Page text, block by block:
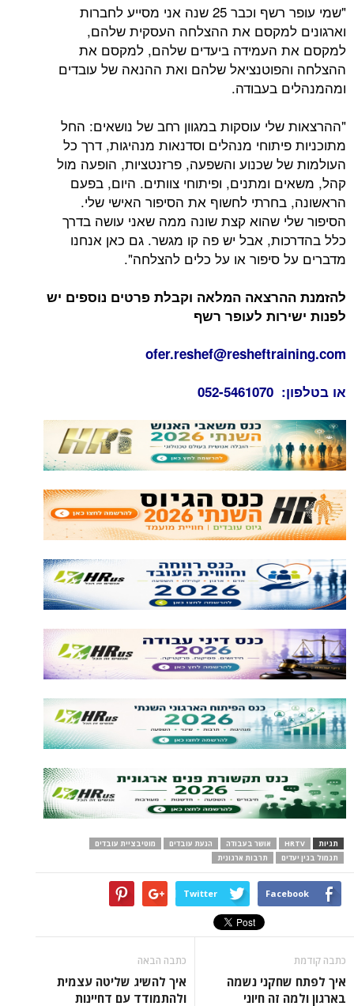
"שמי עופר רשף וכבר 25 שנה אני מסייע לחברות
וארגונים למקסם את ההצלחה העסקית שלהם,
למקסם את העמידה ביעדים שלהם, למקסם את
ההצלחה והפוטנציאל שלהם ואת ההנאה של עובדים
ומהמנהלים בעבודה.
"ההרצאות שלי עוסקות במגוון רחב של נושאים: החל
מתוכניות פיתוחי מנהלים וסדנאות מנהיגות, דרך כל
העולמות של שכנוע והשפעה, פרזנטציות, הופעה מול
קהל, משאים ומתנים, ופיתוחי צוותים. היום, בפעם
הראשונה, בחרתי לחשוף את הסיפור האישי שלי.
הסיפור שלי שהוא קצת שונה ממה שאני עושה בדרך
כלל בהדרכות, אבל יש פה קו מגשר. גם כאן אנחנו
מדברים על סיפור או על כלים להצלחה".
להזמנת ההרצאה המלאה וקבלת פרטים נוספים יש
לפנות ישירות לעופר רשף
ofer.reshef@resheftraining.com
או בטלפון: 052-5461070
תגיות HRTV אושר בעבודה הנעת עובדים
מוטיבציית עובדים
תגמול בגין יעדים
תרבות ארגונית
Facebook
Twitter
כתבה קודמת
איך לפתח שחקני נשמה
בארגון ולמה זה חיוני
כתבה הבאה
איך להשיג שליטה עצמית
ולהתמודד עם דחיינות